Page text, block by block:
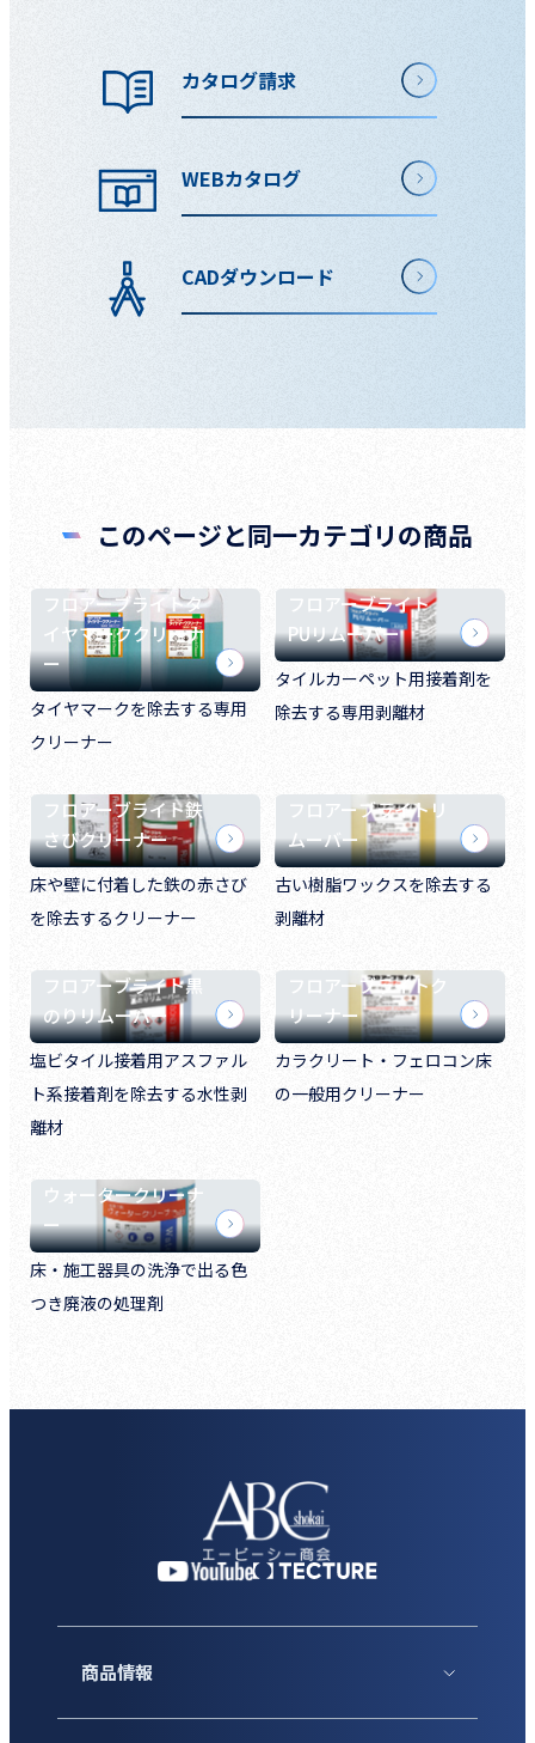
カタログ請求
WEBカタログ
CADダウンロード
このページと同一カテゴリの商品
フロアーブライトタ
イヤマーククリーナ
ー
タイヤマークを除去する専用
クリーナー
フロアーブライト
PUリムーバー
タイルカーペット用接着剤を
除去する専用剥離材
フロアーブライト鉄
さびクリーナー
床や壁に付着した鉄の赤さび
を除去するクリーナー
フロアーブライトリ
ムーバー
古い樹脂ワックスを除去する
剥離材
フロアーブライト黒
のりリムーバー
塩ビタイル接着用アスファル
ト系接着剤を除去する水性剥
離材
フロアーブライトク
リーナー
カラクリート・フェロコン床
の一般用クリーナー
ウォータークリーナ
ー
床・施工器具の洗浄で出る色
つき廃液の処理剤
商品情報